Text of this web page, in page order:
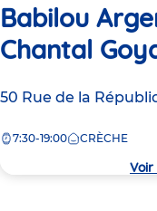
Babilou
Chantal
Adresse
la
50 Rue de la
7:30-19:00 CRÈCHE